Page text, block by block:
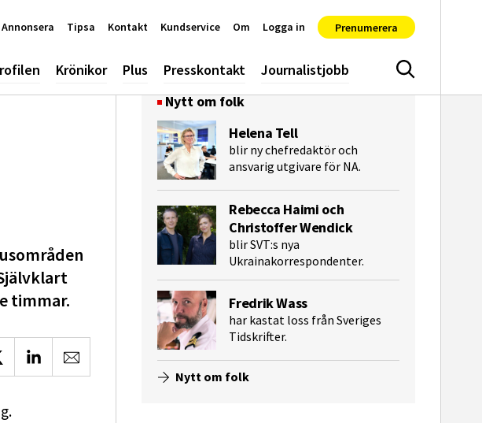
Krönikor Plus Presskontakt Journalistjobb Sök
Annonsera Tipsa Kontakt Kundservice Om Logga in Prenumerera
timmar.
Facebook
Dela på XDela på LinkedIn
Dela via e-post
Nytt om folk
Helena Tell
blir ny chefredaktör och
ansvarig utgivare för NA.
Rebecca Haimi och
Christoffer Wendick
blir SVT:s nya
Ukrainakorrespondenter.
Fredrik Wass
har kastat loss från Sveriges
Tidskrifter.
Nytt om folk